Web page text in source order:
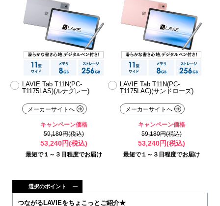
LAVIE Tab T11N(PC-
T1175LAS)(ルナグレー)
メーカーサイトへ
キャンペーン価格
59,180円(税込)
53,240円(税込)
最短で１～３日程度でお届け
LAVIE Tab T11N(PC-
T1175LAC)(サンドローズ)
メーカーサイトへ
キャンペーン価格
59,180円(税込)
53,240円(税込)
最短で１～３日程度でお届け
選択のポイント
つながるLAVIEをちょこっとご紹介★